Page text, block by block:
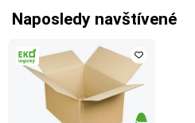
Naposledy navštívené